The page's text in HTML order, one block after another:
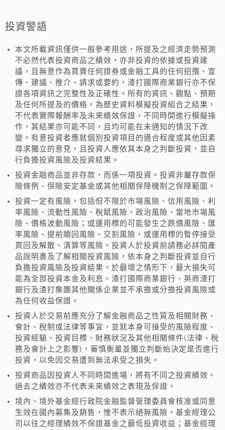
投資警語
本文所載資訊僅供一般參考用途，所提及之經濟走勢預測
不必然代表投資商品之績效，亦非投資的依據或投資建
議，且無意作為買賣任何證券或金融工具的任何招攬、宣
傳、建議、推介、請求或要約，渣打國際商業銀行亦不保
證各項資訊之完整性及正確性。所有的資訊、觀點、預期
及任何所提及的價格，為歷史資料模擬投資組合之結果，
不代表實際報酬率及未來績效保證，不同時間進行模擬操
作，其結果亦可能不同，且均可能在未通知的情況下改
變。有意投資者應就個別投資項目的適合程度或其他因素
尋求獨立的意見，且投資人應依其本身之判斷投資，並自
行負擔投資風險及投資結果。
投資金融商品並非存款，而係一項投資。投資非屬存款保
險條例、保險安定基金或其他相關保障機制之保障範圍。
投資一定有風險，包括但不限於市場風險、信用風險、利
率風險、流動性風險、稅賦風險、政治風險、當地市場風
險、價格波動風險；或運用標的可能發生之跌價風險、匯
率風險、提前贖回風險、交割風險，或運用標的暫停接受
買回及解散、清算等風險。投資人於投資前請務必詳閱產
品說明書及了解相關投資風險，依本身之判斷投資並自行
負擔投資風險及投資結果。於最壞之情形下，最大損失可
能為全部投資本金及利息。渣打國際商業銀行、英商渣打
銀行及渣打集團其他關係企業並不承擔或分擔投資風險或
為任何收益保證。
投資人於交易前應充分了解金融商品之性質及相關財務、
會計、稅制或法律等事宜，並就本身可接受的風險程度、
投資經驗、投資目標、財務狀況及其他相關條件(法律、稅
務及會計上之影響)，審慎衡量並獨立判斷始決定是否進行
投資，以免因交易遭到無法承受之損失。
投資商品因投資人不同時間進場，將有不同之投資績效。
過去之績效亦不代表未來績效之表現及保證。
境內、境外基金經行政院金融監督管理委員會核准或同意
生效在國內募集及銷售，惟不表示絕無風險。基金經理公
司以往之經理績效不保證基金之最低投資收益；基金經理